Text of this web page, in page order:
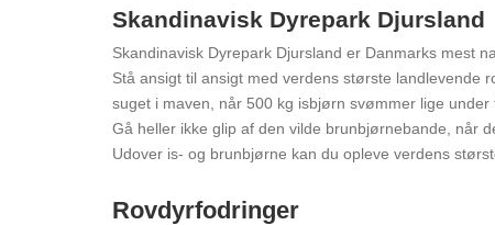
Skandinavisk Dyrepark Djursland
Skandinavisk Dyrepark Djursland er Danmarks mest
Stå ansigt til ansigt med verdens største
suget i maven, når 500 kg isbjørn svømmer lige under
Gå heller ikke glip af den vilde brunbjørnebande, når
Udover is- og brunbjørne kan du opleve verdens
Rovdyrfodringer